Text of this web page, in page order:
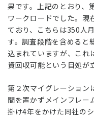
果です。上記のとおり、
ワークロードでした。現
ており、こちらは350人
す。調査段階を含めると
込まれていますが、これ
資回収可能という目処が
第２次マイグレーション
間を置かずメインフレー
掛け4年をかけた同社の